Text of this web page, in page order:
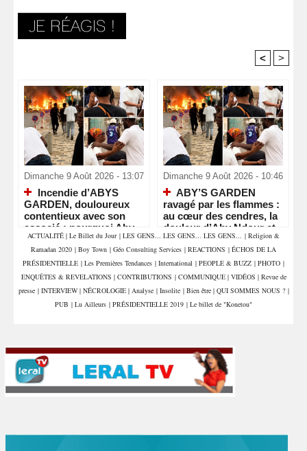
< >
Dimanche 9 Août 2026 - 13:07
Incendie d’ABYS
GARDEN, douloureux
contentieux avec son
associé : pourquoi Aby
Ndour, la gérante, est
inconsolable… Les non-
dits d’un différend qui
s’envenime
Dimanche 9 Août 2026 - 10:46
ABY’S GARDEN
ravagé par les flammes :
au cœur des cendres, la
douleur d’Aby Ndour et
de toute une équipe
ACTUALITÉ | Le Billet du Jour | LES GENS... LES GENS... LES GENS... | Religion &
Ramadan 2020 | Boy Town | Géo Consulting Services | REACTIONS | ÉCHOS DE LA
PRÉSIDENTIELLE | Les Premières Tendances | International | PEOPLE & BUZZ | PHOTO |
ENQUÊTES & REVELATIONS | CONTRIBUTIONS | COMMUNIQUE | VIDÉOS | Revue de
presse | INTERVIEW | NÉCROLOGIE | Analyse | Insolite | Bien être | QUI SOMMES NOUS ? |
PUB | Lu Ailleurs | PRÉSIDENTIELLE 2019 | Le billet de "Konetou"